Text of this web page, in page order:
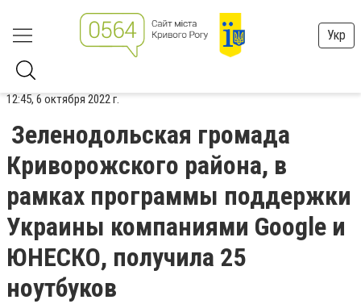
Укр
12:45, 6 октября 2022 г.
Зеленодольская громада
Криворожского района, в
рамках программы поддержки
Украины компаниями Google и
ЮНЕСКО, получила 25
ноутбуков